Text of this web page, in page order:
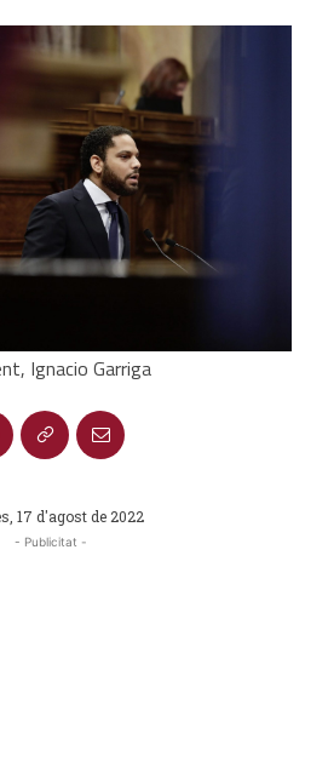
Ignacio Garriga
17 d'agost de 2022
- Publicitat -